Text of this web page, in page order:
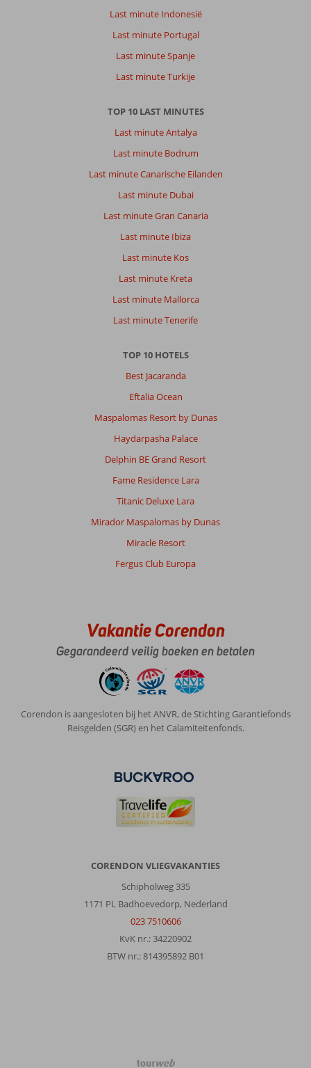
Last minute Indonesië
Last minute Portugal
Last minute Spanje
Last minute Turkije
TOP 10 LAST MINUTES
Last minute Antalya
Last minute Bodrum
Last minute Canarische Eilanden
Last minute Dubai
Last minute Gran Canaria
Last minute Ibiza
Last minute Kos
Last minute Kreta
Last minute Mallorca
Last minute Tenerife
TOP 10 HOTELS
Best Jacaranda
Eftalia Ocean
Maspalomas Resort by Dunas
Haydarpasha Palace
Delphin BE Grand Resort
Fame Residence Lara
Titanic Deluxe Lara
Mirador Maspalomas by Dunas
Miracle Resort
Fergus Club Europa
Vakantie Corendon
Gegarandeerd veilig boeken en betalen
Corendon is aangesloten bij het ANVR, de Stichting Garantiefonds
Reisgelden (SGR) en het Calamiteitenfonds.
CORENDON VLIEGVAKANTIES
Schipholweg 335
1171 PL Badhoevedorp, Nederland
023 7510606
KvK nr.: 34220902
BTW nr.: 814395892 B01